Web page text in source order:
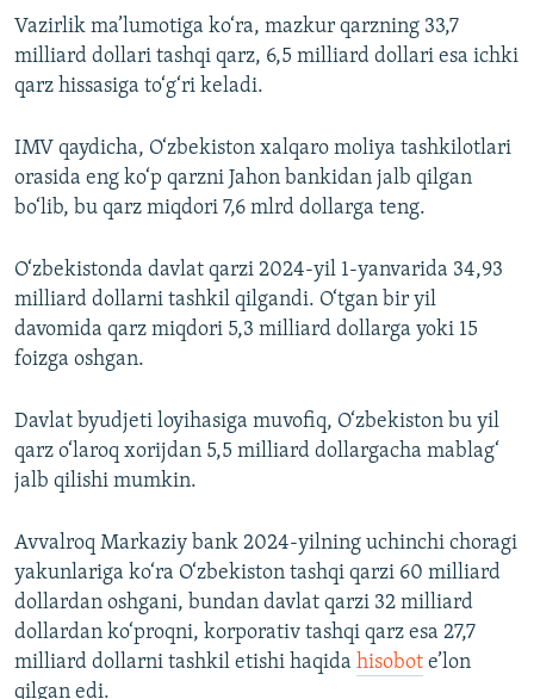
Vazirlik ma’lumotiga ko‘ra, mazkur qarzning 33,7
milliard dollari tashqi qarz, 6,5 milliard dollari esa ichki
qarz hissasiga to‘g‘ri keladi.
IMV qaydicha, O‘zbekiston xalqaro moliya tashkilotlari
orasida eng ko‘p qarzni Jahon bankidan jalb qilgan
bo‘lib, bu qarz miqdori 7,6 mlrd dollarga teng.
O‘zbekistonda davlat qarzi 2024-yil 1-yanvarida 34,93
milliard dollarni tashkil qilgandi. O‘tgan bir yil
davomida qarz miqdori 5,3 milliard dollarga yoki 15
foizga oshgan.
Davlat byudjeti loyihasiga muvofiq, O‘zbekiston bu yil
qarz o‘laroq xorijdan 5,5 milliard dollargacha mablag‘
jalb qilishi mumkin.
Avvalroq Markaziy bank 2024-yilning uchinchi choragi
yakunlariga ko‘ra O‘zbekiston tashqi qarzi 60 milliard
dollardan oshgani, bundan davlat qarzi 32 milliard
dollardan ko‘proqni, korporativ tashqi qarz esa 27,7
milliard dollarni tashkil etishi haqida hisobot e’lon
qilgan edi.